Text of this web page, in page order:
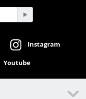
Instagram
Youtube